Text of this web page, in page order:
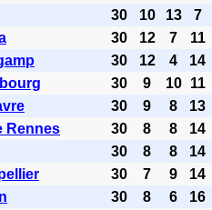
30 10 13 7
30 12 7 11
30 12 4 14
30 9 10 11
30 9 8 13
Rennes 30 8 8 14
30 8 8 14
30 7 9 14
30 8 6 16